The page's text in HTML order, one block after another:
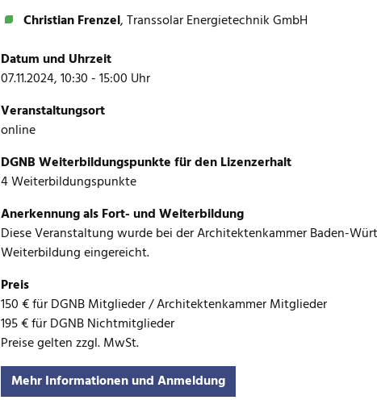
Christian Frenzel, Transsolar Energietechnik GmbH
Datum und Uhrzeit
07.11.2024, 10:30 - 15:00 Uhr
Veranstaltungsort
online
DGNB Weiterbildungspunkte für den Lizenzerhalt
4 Weiterbildungspunkte
Anerkennung als Fort- und Weiterbildung
Diese Veranstaltung wurde bei der Architektenkammer Baden-
Weiterbildung eingereicht.
Preis
150 € für DGNB Mitglieder / Architektenkammer Mitglieder
195 € für DGNB Nichtmitglieder
Preise gelten zzgl. MwSt.
Mehr Informationen und Anmeldung